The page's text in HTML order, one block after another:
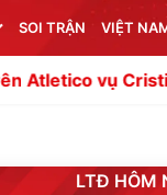
SOI TRẬN VIỆT
Romero
LTĐ HÔM